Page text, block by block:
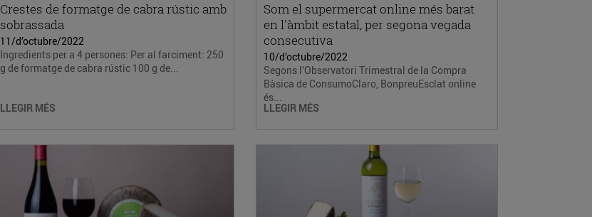
Crestes de formatge de cabra rústic amb
sobrassada
11/d’octubre/2022
Ingredients per a 4 persones: Per al farciment: 250
g de formatge de cabra rústic 100 g de...
LLEGIR MÉS
Som el supermercat online més barat
en l'àmbit estatal, per segona vegada
consecutiva
10/d’octubre/2022
Segons l’Observatori Trimestral de la Compra
Bàsica de ConsumoClaro, BonpreuEsclat online
és...
LLEGIR MÉS